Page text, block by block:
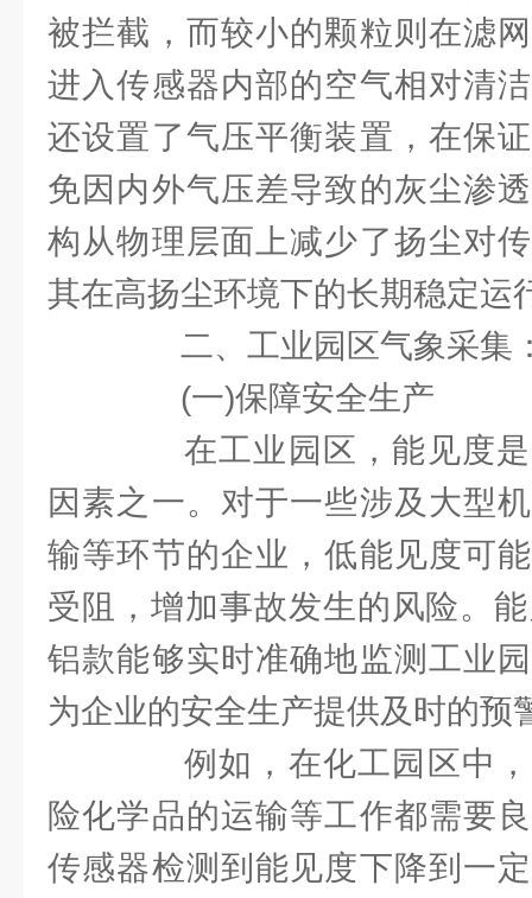
被拦截，而较小的颗粒则在滤
进入传感器内部的空气相对清
还设置了气压平衡装置，在保
免因内外气压差导致的灰尘渗
构从物理层面上减少了扬尘对
其在高扬尘环境下的长期稳定运
二、工业园区气象采集
(一)保障安全生产
在工业园区，能见度是
因素之一。对于一些涉及大型
输等环节的企业，低能见度可
受阻，增加事故发生的风险。
铝款能够实时准确地监测工业
为企业的安全生产提供及时的预
例如，在化工园区中，
险化学品的运输等工作都需要
传感器检测到能见度下降到一